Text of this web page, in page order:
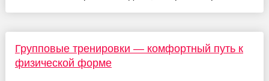
Групповые тренировки — комфортный путь к
физической форме